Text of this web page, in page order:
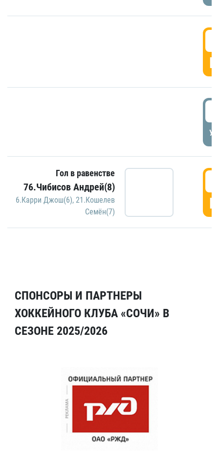
Гол в равенстве
76.Чибисов Андрей(8)
6.Карри Джош(6), 21.Кошелев
Семён(7)
СПОНСОРЫ И ПАРТНЕРЫ
ХОККЕЙНОГО КЛУБА «СОЧИ» В
СЕЗОНЕ 2025/2026